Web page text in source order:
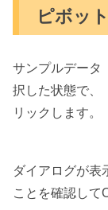
ピボッ
サンプルデータ
択した状態で、
リックします。
ダイアログが表
ことを確認して